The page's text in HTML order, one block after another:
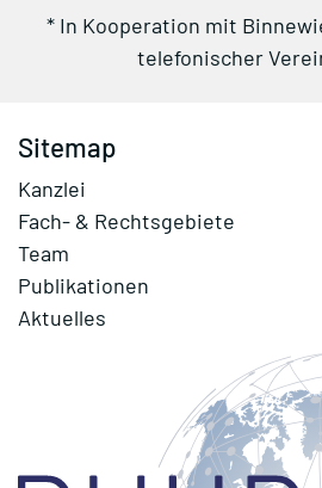
* In Kooperation mit
telefonischer
Sitemap
Kanzlei
Fach- & Rechtsgebiete
Team
Publikationen
Aktuelles